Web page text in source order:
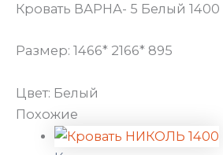
Кровать ВАРНА- 5 Белый 1400
Размер: 1466* 2166* 895
Цвет: Белый
Похожие